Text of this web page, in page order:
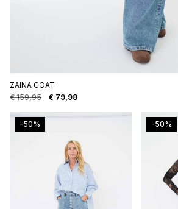
ZAINA COAT
€159,95
Oorspronkelijke
prijs
was:
€ 159,95.
€ 79,98
Huidige
prijs
€ 79,98.
-50% -50%